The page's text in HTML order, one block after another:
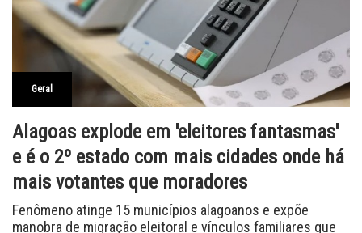
Geral
Alagoas explode em 'eleitores fantasmas'
e é o 2º estado com mais cidades onde há
mais votantes que moradores
Fenômeno atinge 15 municípios alagoanos e expõe
manobra de migração eleitoral e vínculos familiares que